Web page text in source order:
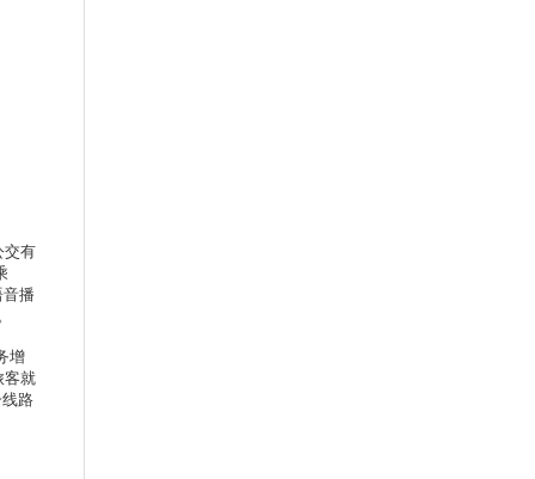
交有
播
增
客就
路